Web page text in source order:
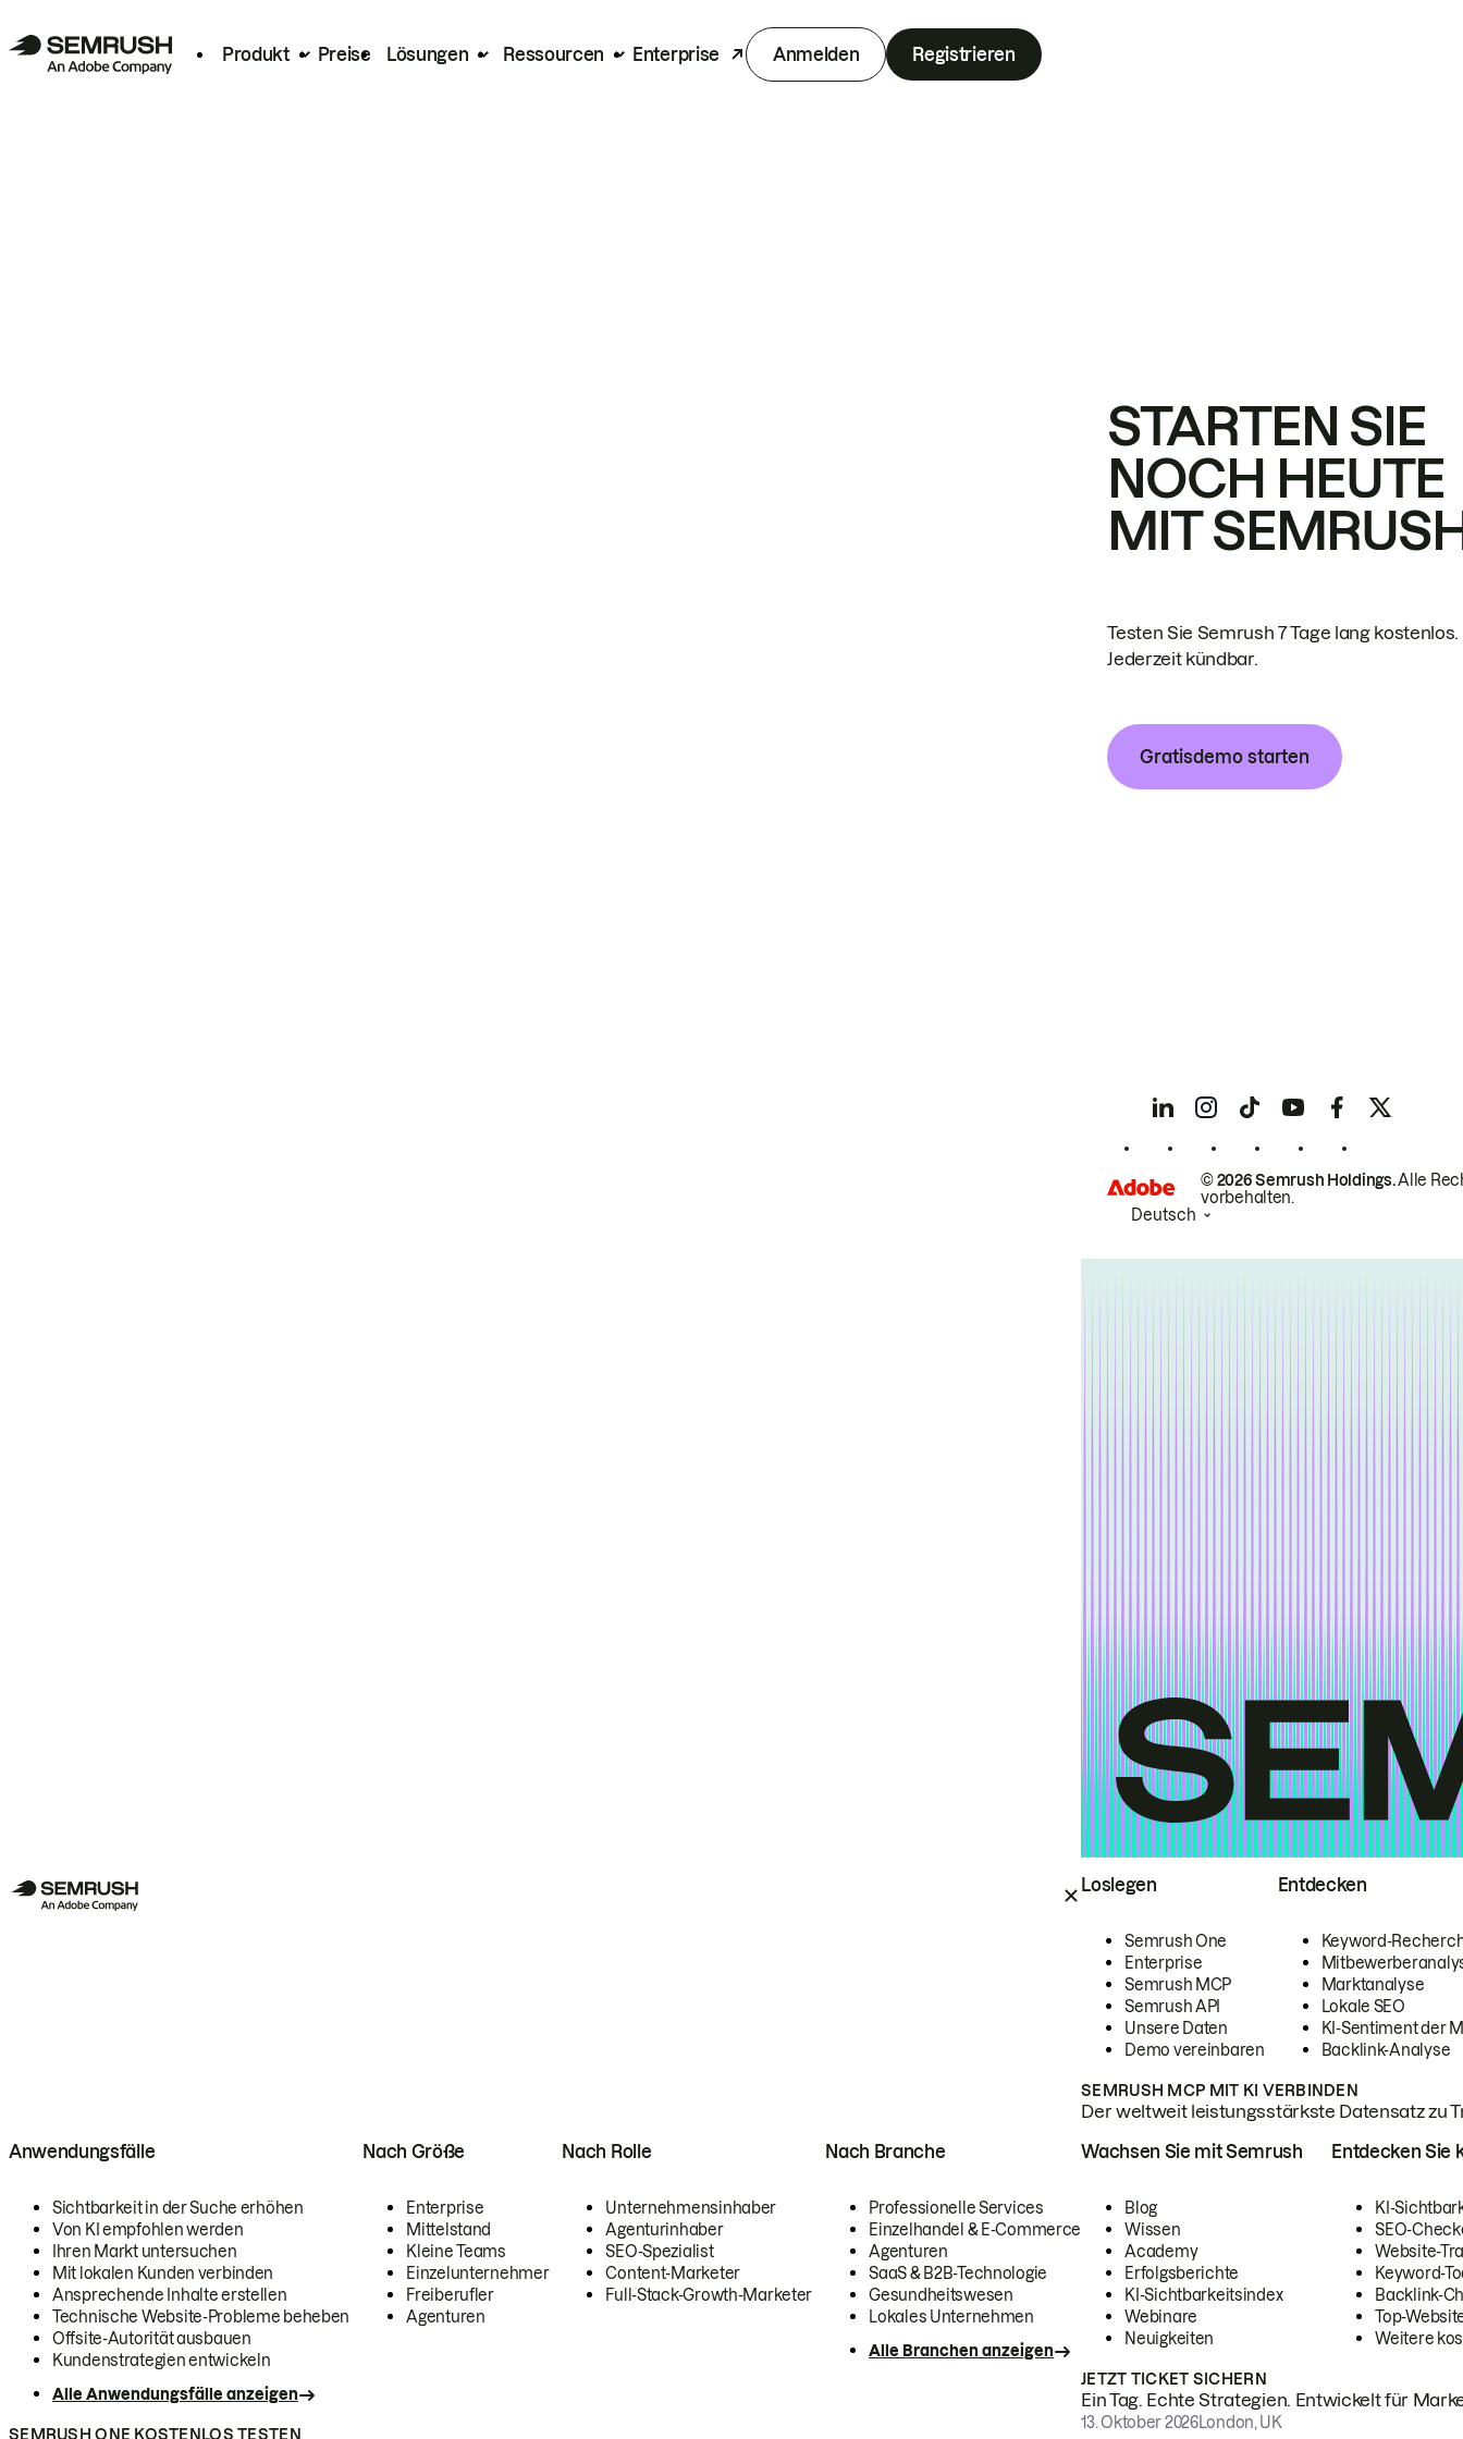
Produkt Preise Lösungen Ressourcen Enterprise Anmelden Registrieren
Loslegen
Semrush One
Enterprise
Semrush MCP
Semrush API
Unsere Daten
Demo vereinbaren
Entdecken
Keyword-
Marktanalyse
Lokale SEO
KI-Sentiment der
Backlink-Analyse
SEMRUSH MCP MIT KI VERBINDEN
Der weltweit leistungsstärkste Datensatz zu
Anwendungsfälle
Sichtbarkeit in der Suche erhöhen
Von KI empfohlen werden
Ihren Markt untersuchen
Mit lokalen Kunden verbinden
Ansprechende Inhalte erstellen
Technische Website-Probleme beheben
Offsite-Autorität ausbauen
Kundenstrategien entwickeln
Alle Anwendungsfälle anzeigen
Nach Größe
Enterprise
Mittelstand
Kleine Teams
Einzelunternehmer
Freiberufler
Agenturen
Nach Rolle
Unternehmensinhaber
Agenturinhaber
SEO-Spezialist
Content-Marketer
Full-Stack-Growth-Marketer
Nach Branche
Professionelle Services
Einzelhandel & E-Commerce
Agenturen
SaaS & B2B-Technologie
Gesundheitswesen
Lokales Unternehmen
Alle Branchen anzeigen
SEMRUSH ONE KOSTENLOS TESTEN
Wachsen Sie mit Semrush
Blog
Wissen
Academy
Erfolgsberichte
KI-Sichtbarkeitsindex
Webinare
Neuigkeiten
Entdecken Sie
KI-
SEO-
Website-
Keyword-
Backlink-
Top-
Weitere
JETZT TICKET SICHERN
Ein Tag. Echte Strategien. Entwickelt für
13. Oktober 2026London, UK
STARTEN SIE
NOCH HEUTE
MIT
Testen Sie Semrush 7 Tage lang kostenlos.
Jederzeit kündbar.
Gratisdemo starten
© 2026 Semrush Holdings.Alle
vorbehalten.
Deutsch